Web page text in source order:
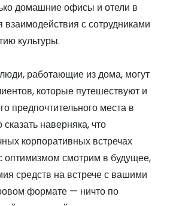
домашние офисы и отели в
взаимодействия с сотрудниками
культуры.
работающие из дома, могут
которые путешествуют и
предпочтительного места в
наверняка, что
корпоративных встречах
оптимизмом смотрим в будущее,
средств на встрече с вашими
формате — ничто по